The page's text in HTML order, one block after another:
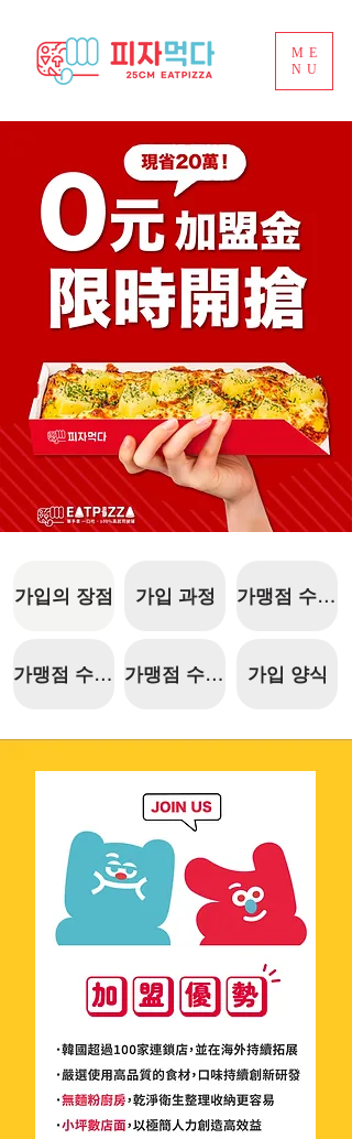
ME
NU
가입의 장점
가맹점 수수료
가입 과정
가맹점 수수료
가맹점 수수료
가입 양식